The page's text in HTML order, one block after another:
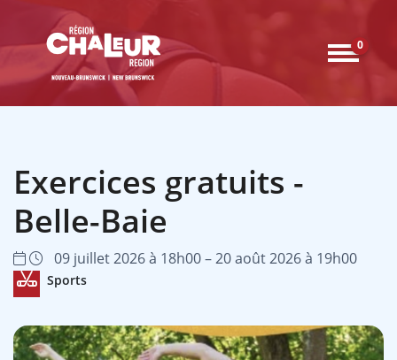
0
Exercices gratuits -
Belle-Baie
09 juillet 2026 à 18h00 – 20 août 2026 à 19h00
Sports